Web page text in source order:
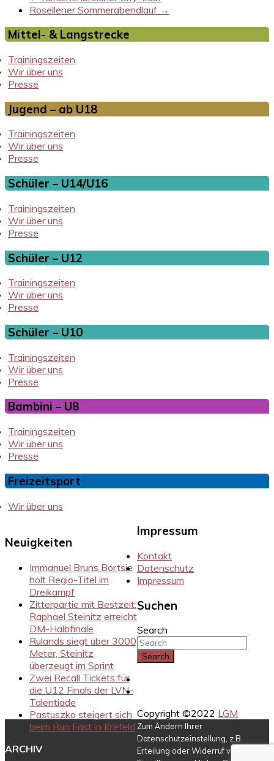
Rosellener Sommerabendlauf →
Mittel- & Langstrecke
Trainingszeiten
Wir über uns
Presse
Jugend – ab U18
Trainingszeiten
Wir über uns
Presse
Schüler – U14/U16
Trainingszeiten
Wir über uns
Presse
Schüler – U12
Trainingszeiten
Wir über uns
Presse
Schüler – U10
Trainingszeiten
Wir über uns
Presse
Bambini – U8
Trainingszeiten
Wir über uns
Presse
Freizeitsport
Wir über uns
Neuigkeiten
Immanuel Bruns Bortsie
holt Regio-Titel im
Dreikampf
Zitterpartie mit Bestzeit:
Raphael Steinitz erreicht
DM-Halbfinale
Rulands siegt über 3000
Meter, Steinitz
überzeugt im Sprint
Zwei Recall Tickets für
die U12 Finals der LVN-
Talentiade
Pastuszko steigert sich
beim Run Fast in Krefeld
ARCHIV
Impressum
Kontakt
Datenschutz
Impressum
Suchen
Search
Copyright ©2022 LGM
Zum Ändern Ihrer
Datenschutzeinstellung, z.B.
Erteilung oder Widerruf von